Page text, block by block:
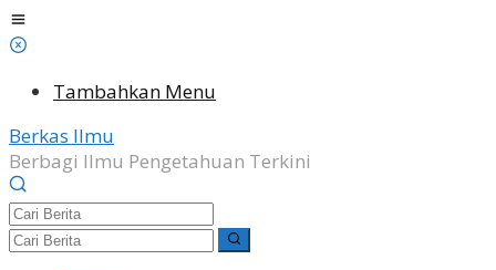
Lewati
ke
Tambahkan Menu
Berkas Ilmu
Berbagi Ilmu Pengetahuan Terkini